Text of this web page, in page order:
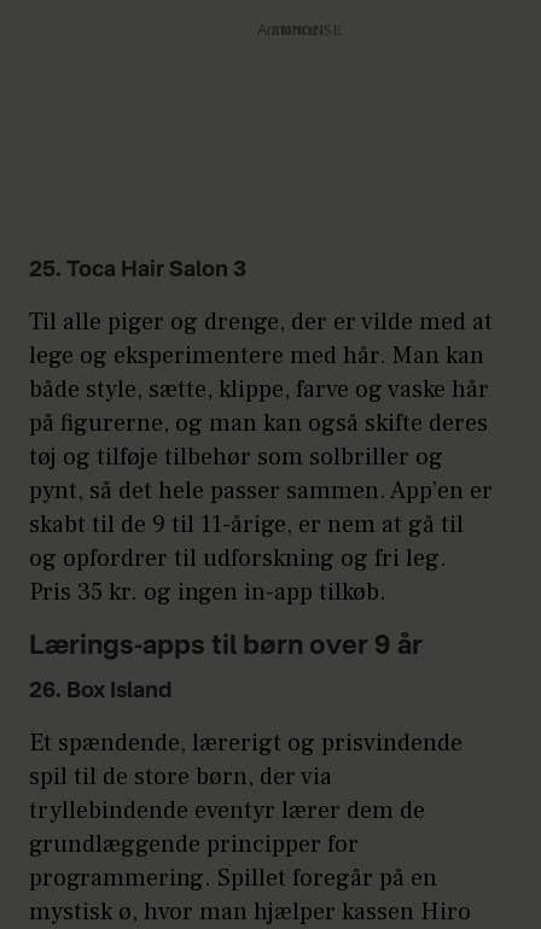
Annonce
25. Toca Hair Salon 3
Til alle piger og drenge, der er vilde med at
lege og eksperimentere med hår. Man kan
både style, sætte, klippe, farve og vaske hår
på figurerne, og man kan også skifte deres
tøj og tilføje tilbehør som solbriller og
pynt, så det hele passer sammen. App’en er
skabt til de 9 til 11-årige, er nem at gå til
og opfordrer til udforskning og fri leg.
Pris 35 kr. og ingen in-app tilkøb.
Lærings-apps til børn over 9 år
26. Box Island
Et spændende, lærerigt og prisvindende
spil til de store børn, der via
tryllebindende eventyr lærer dem de
grundlæggende principper for
programmering. Spillet foregår på en
mystisk ø, hvor man hjælper kassen Hiro